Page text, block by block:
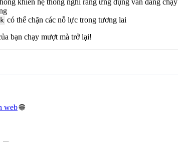
có thể chặn các nỗ lực trong tương lai
bạn chạy mượt mà trở lại!
web🌐